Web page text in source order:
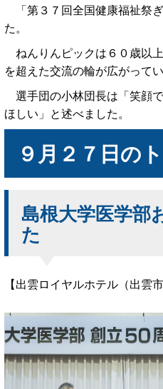
「第３７回全国健康福祉祭
た。
ねんりんピックは６０歳以
を超えた交流の輪が広がってい
選手団の小林団長は「笑顔
ほしい」と述べました。
９月２７日の
島根大学医学部
た
【出雲ロイヤルホテル（出雲市